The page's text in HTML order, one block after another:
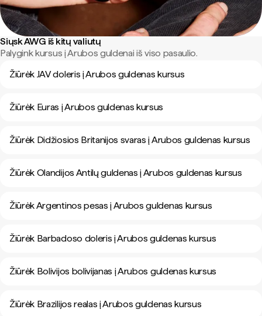
Siųsk AWG iš kitų valiutų
Palygink kursus į Arubos guldenai iš viso pasaulio.
Žiūrėk JAV doleris į Arubos guldenas kursus
Žiūrėk Euras į Arubos guldenas kursus
Žiūrėk Didžiosios Britanijos svaras į Arubos guldenas kursus
Žiūrėk Olandijos Antilų guldenas į Arubos guldenas kursus
Žiūrėk Argentinos pesas į Arubos guldenas kursus
Žiūrėk Barbadoso doleris į Arubos guldenas kursus
Žiūrėk Bolivijos bolivijanas į Arubos guldenas kursus
Žiūrėk Brazilijos realas į Arubos guldenas kursus